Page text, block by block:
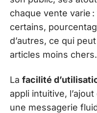
chaque vente varie
certains,
d’autres, ce qui
articles moins chers.
La facilité
appli intuitive,
une messagerie